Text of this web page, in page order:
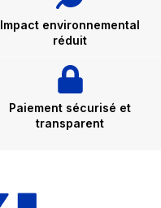
Impact environnemental
réduit
Paiement sécurisé et
transparent